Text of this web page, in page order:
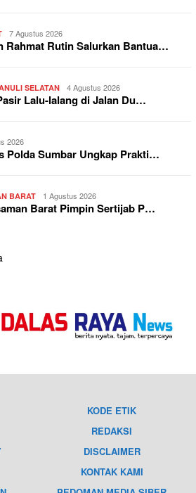
7 Agustus 2026
Rahmat Rutin Salurkan Bantua…
SELATAN 4 Agustus 2026
Lalu-lalang di Jalan Du…
2026
Polda Sumbar Ungkap Prakti…
BARAT 1 Agustus 2026
Barat Pimpin Sertijab P…
KODE ETIK
REDAKSI
DISCLAIMER
KONTAK KAMI